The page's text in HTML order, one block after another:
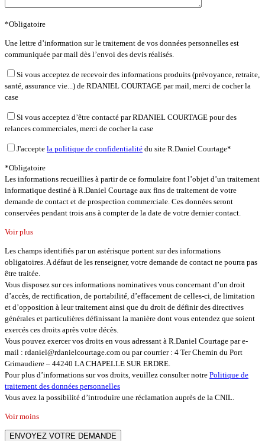
*Obligatoire
Une lettre d’information sur le traitement de vos données personnelles est
communiquée par mail dès l’envoi des devis réalisés.
Si vous acceptez de recevoir des informations produits (prévoyance, retraite,
santé, assurance vie...) de RDANIEL COURTAGE par mail, merci de cocher la
case
Si vous acceptez d’être contacté par RDANIEL COURTAGE pour des
relances commerciales, merci de cocher la case
J'accepte la politique de confidentialité du site R.Daniel Courtage*
*Obligatoire
Les informations recueillies à partir de ce formulaire font l’objet d’un traitement
informatique destiné à R.Daniel Courtage aux fins de traitement de votre
demande de contact et de prospection commerciale. Ces données seront
conservées pendant trois ans à compter de la date de votre dernier contact.
Voir plus
Les champs identifiés par un astérisque portent sur des informations
obligatoires. A défaut de les renseigner, votre demande de contact ne pourra pas
être traitée.
Vous disposez sur ces informations nominatives vous concernant d’un droit
d’accès, de rectification, de portabilité, d’effacement de celles-ci, de limitation
et d’opposition à leur traitement ainsi que du droit de définir des directives
générales et particulières définissant la manière dont vous entendez que soient
exercés ces droits après votre décès.
Vous pouvez exercer vos droits en vous adressant à R.Daniel Courtage par e-
mail : rdaniel@rdanielcourtage.com ou par courrier : 4 Ter Chemin du Port
Grimaudiere – 44240 LA CHAPELLE SUR ERDRE.
Pour plus d’informations sur vos droits, veuillez consulter notre Politique de
traitement des données personnelles
Vous avez la possibilité d’introduire une réclamation auprès de la CNIL.
Voir moins
Veuillez laisser ce champ vide.